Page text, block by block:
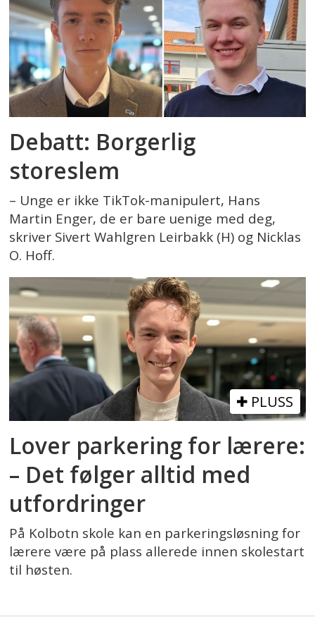
Debatt: Borgerlig
storeslem
– Unge er ikke TikTok-manipulert, Hans
Martin Enger, de er bare uenige med deg,
skriver Sivert Wahlgren Leirbakk (H) og Nicklas
O. Hoff.
PLUSS
Lover parkering for lærere:
– Det følger alltid med
utfordringer
På Kolbotn skole kan en parkeringsløsning for
lærere være på plass allerede innen skolestart
til høsten.